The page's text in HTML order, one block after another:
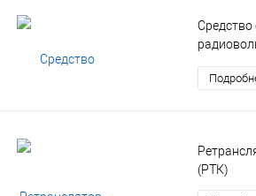
(РВП)
(РТК)